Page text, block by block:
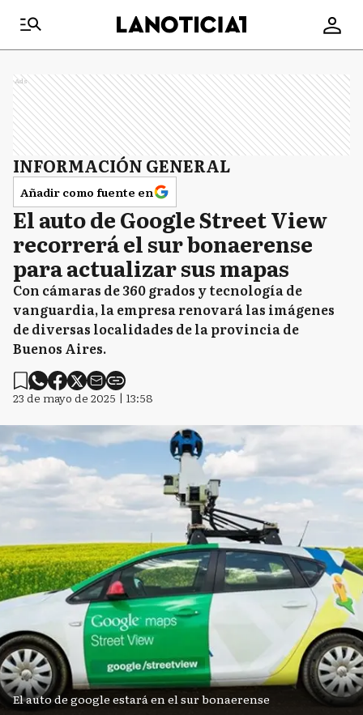
Ads
INFORMACIÓN GENERAL
Añadir como fuente en
El auto de Google Street View
recorrerá el sur bonaerense
para actualizar sus mapas
Con cámaras de 360 grados y tecnología de
vanguardia, la empresa renovará las imágenes
de diversas localidades de la provincia de
Buenos Aires.
23 de mayo de 2025 | 13:58
El auto de google estará en el sur bonaerense